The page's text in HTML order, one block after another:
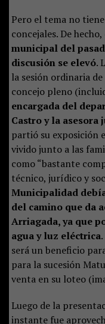
Pero el tema no
concejales. De hecho,
municipal del
discusión se elevó.
la sesión ordinaria
concejo pleno
encargada del
Castro y la asesora
partió su exposición
vivido junto a las
como “bastante
técnico, jurídico y
Municipalidad
del camino que da
Arriagada, ya que
agua y luz eléctrica
será un beneficio
para la sucesión
venta en su loteo
Luego de la
instante fue